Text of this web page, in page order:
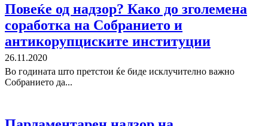
Повеќе од надзор? Како до зголемена
соработка на Собранието и
антикорупциските институции
26.11.2020
Во годината што претстои ќе биде исклучително важно
Собранието да...